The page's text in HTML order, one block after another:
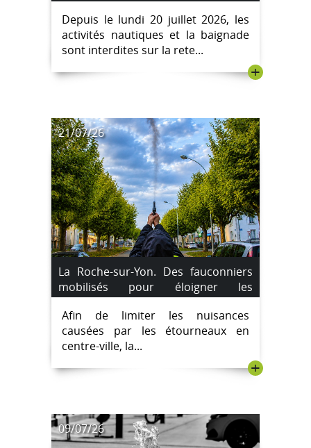
en raison d'un risque lié aux
cyanobactéries
Depuis le lundi 20 juillet 2026, les
activités nautiques et la baignade
sont interdites sur la rete...
+
21/07/26
La Roche-sur-Yon. Des fauconniers
mobilisés pour éloigner les
étourneaux du centre-ville
Afin de limiter les nuisances
causées par les étourneaux en
centre-ville, la...
+
09/07/26